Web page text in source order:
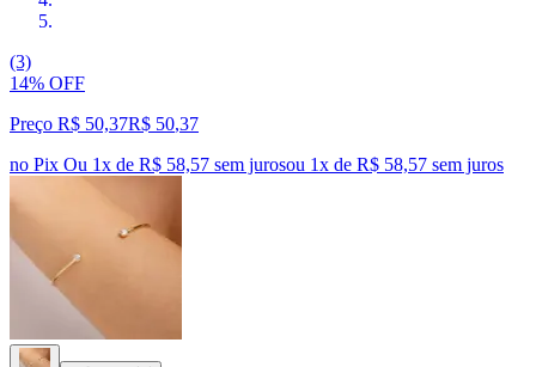
(3)
14% OFF
Preço R$ 50,37R$ 50,37
no Pix Ou 1x de R$ 58,57 sem jurosou 1x de R$ 58,57 sem juros